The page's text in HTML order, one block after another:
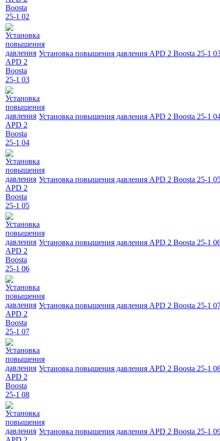
Установка повышения давления APD 2 Boosta 25-1
Установка повышения давления APD 2 Boosta 25-1
Установка повышения давления APD 2 Boosta 25-1
Установка повышения давления APD 2 Boosta 25-1
Установка повышения давления APD 2 Boosta 25-1
Установка повышения давления APD 2 Boosta 25-1
Установка повышения давления APD 2 Boosta 25-1